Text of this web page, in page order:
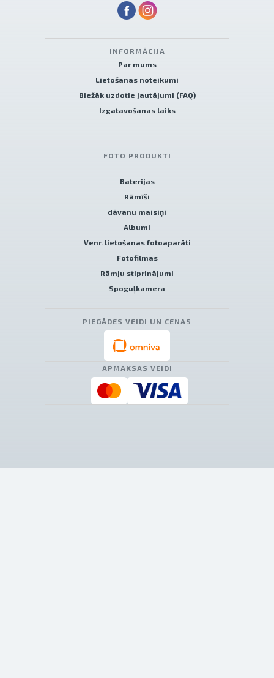
INFORMĀCIJA
Par mums
Lietošanas noteikumi
Biežāk uzdotie jautājumi (FAQ)
Izgatavošanas laiks
FOTO PRODUKTI
Baterijas
Rāmīši
dāvanu maisiņi
Albumi
Venr. lietošanas fotoaparāti
Fotofilmas
Rāmju stiprinājumi
Spoguļkamera
PIEGĀDES VEIDI UN CENAS
APMAKSAS VEIDI